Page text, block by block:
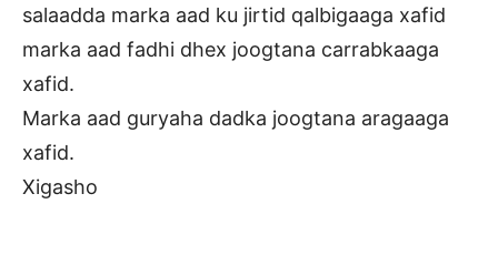
salaadda marka aad ku jirtid qalbigaaga xafid
marka aad fadhi dhex joogtana carrabkaaga
xafid.
Marka aad guryaha dadka joogtana aragaaga
xafid.
Xigasho